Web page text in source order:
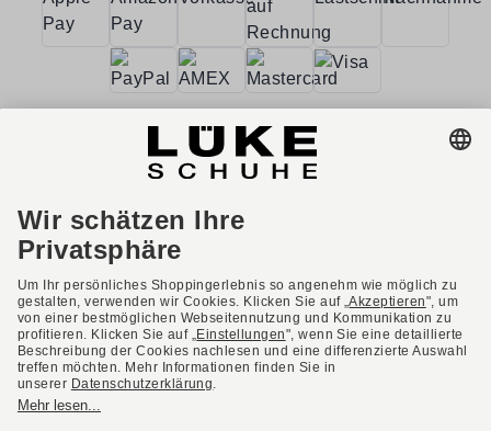
AGB Barrierefreiheit
Impressum
Datenschutzerklärung
Datenschutzeinstellungen